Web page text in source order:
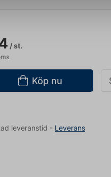
/ st.
Köp nu
leveranstid - Leverans